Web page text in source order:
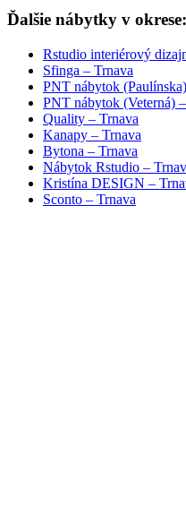
Ďalšie nábytky v
Rstudio interiérový
Sfinga – Trnava
PNT nábytok
PNT nábytok (Veterná)
Quality – Trnava
Kanapy – Trnava
Bytona – Trnava
Nábytok Rstudio –
Kristína DESIGN –
Sconto – Trnava